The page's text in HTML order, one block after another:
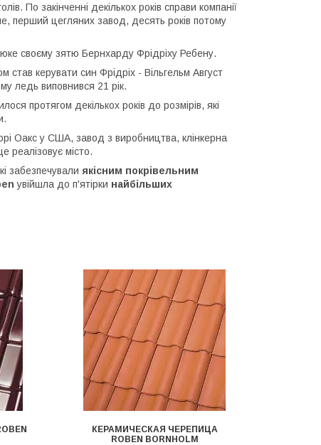
По закінченні декількох років справи компанії
перший цегляних завод, десять років потому
своєму зятю Бернхарду Фрідріху Ребену.
керувати син Фрідріх - Вільгельм Август
ледь виповнився 21 рік.
протягом декількох років до розмірів, які
Оакс у США, завод з виробництва, клінкерна
реалізовує місто.
забезпечували якісним покрівельним
увійшла до п'ятірки найбільших
КЕРАМИЧЕСКАЯ ЧЕРЕПИЦА
ROBEN BORNHOLM